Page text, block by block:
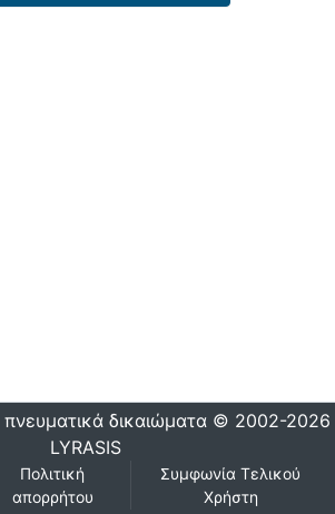
πνευματικά δικαιώματα © 2002-2026
LYRASIS
Πολιτική
απορρήτου
Συμφωνία Τελικού
Χρήστη